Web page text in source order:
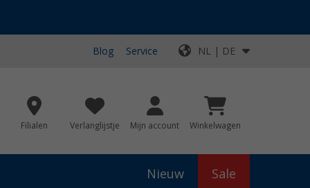
Blog Service NL | DE
Filialen Verlanglijstje Mijn account Winkelwagen
Nieuw Sale